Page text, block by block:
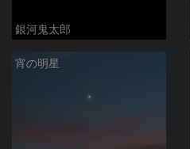
銀河鬼太郎
宵の明星